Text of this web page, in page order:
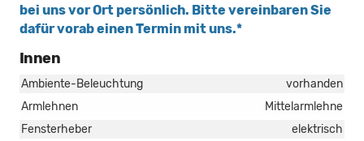
bei uns vor Ort persönlich. Bitte vereinbaren Sie
dafür vorab einen Termin mit uns.*
Innen
Ambiente-Beleuchtung
vorhanden
Armlehnen
Mittelarmlehne
Fensterheber
elektrisch